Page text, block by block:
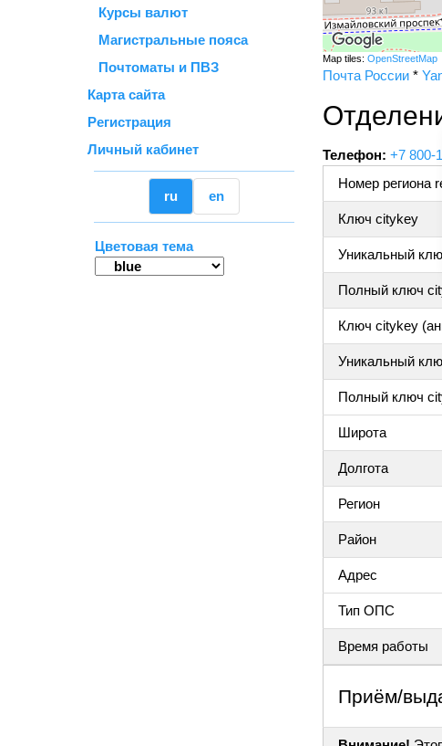
Курсы валют
Магистральные пояса
Почтоматы и ПВЗ
Карта сайта
Регистрация
Личный кабинет
ru en
Цветовая тема
Map tiles: OpenStreetMap
Почта России *
Телефон: +7 800-
Номер региона
Ключ citykey
Уникальный
Полный ключ
Ключ citykey
Уникальный
Полный ключ
Широта
Долгота
Регион
Район
Адрес
Тип ОПС
Время работы
Приём/